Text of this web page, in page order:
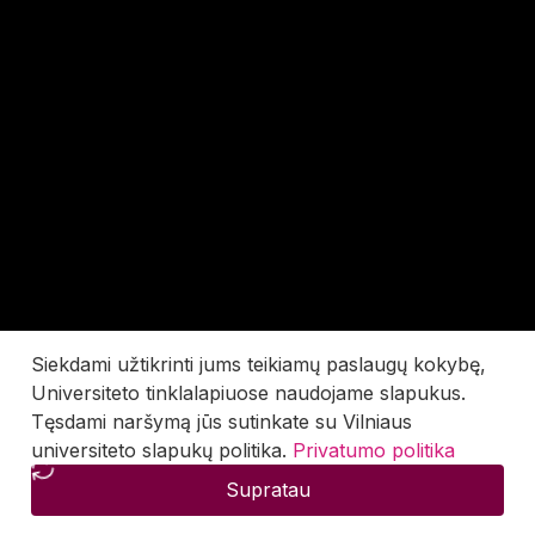
Siekdami užtikrinti jums teikiamų paslaugų kokybę,
Universiteto tinklalapiuose naudojame slapukus.
Tęsdami naršymą jūs sutinkate su Vilniaus
universiteto slapukų politika. Privatumo politika
Supratau